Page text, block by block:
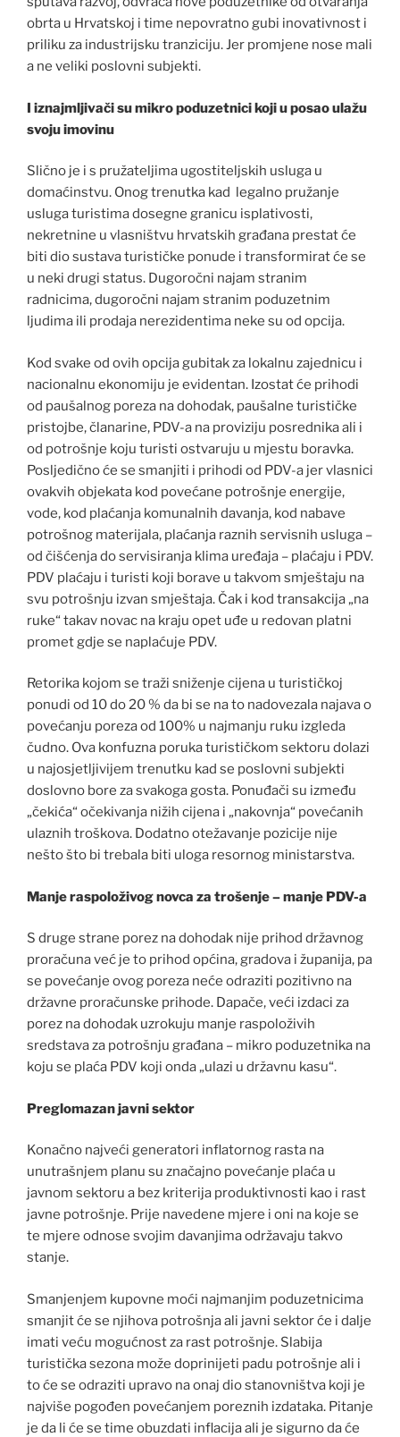
obrta u Hrvatskoj i time nepovratno gubi inovativnost i
priliku za industrijsku tranziciju. Jer promjene nose mali
a ne veliki poslovni subjekti.
I iznajmljivači su mikro poduzetnici koji u posao ulažu
svoju imovinu
Slično je i s pružateljima ugostiteljskih usluga u
domaćinstvu. Onog trenutka kad legalno pružanje
usluga turistima dosegne granicu isplativosti,
nekretnine u vlasništvu hrvatskih građana prestat će
biti dio sustava turističke ponude i transformirat će se
u neki drugi status. Dugoročni najam stranim
radnicima, dugoročni najam stranim poduzetnim
ljudima ili prodaja nerezidentima neke su od opcija.
Kod svake od ovih opcija gubitak za lokalnu zajednicu i
nacionalnu ekonomiju je evidentan. Izostat će prihodi
od paušalnog poreza na dohodak, paušalne turističke
pristojbe, članarine, PDV-a na proviziju posrednika ali i
od potrošnje koju turisti ostvaruju u mjestu boravka.
Posljedično će se smanjiti i prihodi od PDV-a jer vlasnici
ovakvih objekata kod povećane potrošnje energije,
vode, kod plaćanja komunalnih davanja, kod nabave
potrošnog materijala, plaćanja raznih servisnih usluga –
od čišćenja do servisiranja klima uređaja – plaćaju i PDV.
PDV plaćaju i turisti koji borave u takvom smještaju na
svu potrošnju izvan smještaja. Čak i kod transakcija „na
ruke“ takav novac na kraju opet uđe u redovan platni
promet gdje se naplaćuje PDV.
Retorika kojom se traži sniženje cijena u turističkoj
ponudi od 10 do 20 % da bi se na to nadovezala najava o
povećanju poreza od 100% u najmanju ruku izgleda
čudno. Ova konfuzna poruka turističkom sektoru dolazi
u najosjetljivijem trenutku kad se poslovni subjekti
doslovno bore za svakoga gosta. Ponuđači su između
„čekića“ očekivanja nižih cijena i „nakovnja“ povećanih
ulaznih troškova. Dodatno otežavanje pozicije nije
nešto što bi trebala biti uloga resornog ministarstva.
Manje raspoloživog novca za trošenje – manje PDV-a
S druge strane porez na dohodak nije prihod državnog
proračuna već je to prihod općina, gradova i županija, pa
se povećanje ovog poreza neće odraziti pozitivno na
državne proračunske prihode. Dapače, veći izdaci za
porez na dohodak uzrokuju manje raspoloživih
sredstava za potrošnju građana – mikro poduzetnika na
koju se plaća PDV koji onda „ulazi u državnu kasu“.
Preglomazan javni sektor
Konačno najveći generatori inflatornog rasta na
unutrašnjem planu su značajno povećanje plaća u
javnom sektoru a bez kriterija produktivnosti kao i rast
javne potrošnje. Prije navedene mjere i oni na koje se
te mjere odnose svojim davanjima održavaju takvo
stanje.
Smanjenjem kupovne moći najmanjim poduzetnicima
smanjit će se njihova potrošnja ali javni sektor će i dalje
imati veću mogućnost za rast potrošnje. Slabija
turistička sezona može doprinijeti padu potrošnje ali i
to će se odraziti upravo na onaj dio stanovništva koji je
najviše pogođen povećanjem poreznih izdataka. Pitanje
je da li će se time obuzdati inflacija ali je sigurno da će